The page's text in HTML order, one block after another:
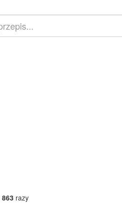
863 razy